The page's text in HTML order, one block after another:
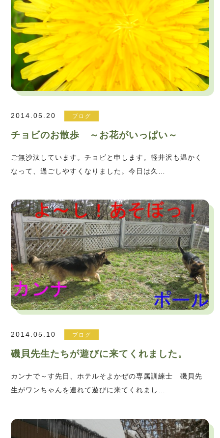
2014.05.20 ブログ
チョビのお散歩 ～お花がいっぱい～
ご無沙汰しています。チョビと申します。軽井沢も温かく
なって、過ごしやすくなりました。今日は久…
2014.05.10 ブログ
磯貝先生たちが遊びに来てくれました。
カンナで～す先日、ホテルそよかぜの専属訓練士 磯貝先
生がワンちゃんを連れて遊びに来てくれまし…